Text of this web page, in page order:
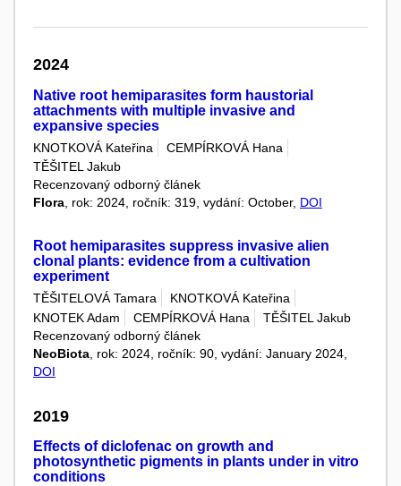
2024
Native root hemiparasites form haustorial
attachments with multiple invasive and
expansive species
KNOTKOVÁ Kateřina
CEMPÍRKOVÁ Hana
TĚŠITEL Jakub
Recenzovaný odborný článek
Flora , rok: 2024, ročník: 319, vydání: October, DOI
Root hemiparasites suppress invasive alien
clonal plants: evidence from a cultivation
experiment
TĚŠITELOVÁ Tamara
KNOTKOVÁ Kateřina
KNOTEK Adam
CEMPÍRKOVÁ Hana
TĚŠITEL Jakub
Recenzovaný odborný článek
NeoBiota , rok: 2024, ročník: 90, vydání: January 2024,
DOI
2019
Effects of diclofenac on growth and
photosynthetic pigments in plants under in vitro
conditions